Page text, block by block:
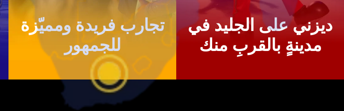
ديزني على الجليد في
مدينةٍ بالقربِ منك
تجارب فريدة ومميّزة
للجمهور